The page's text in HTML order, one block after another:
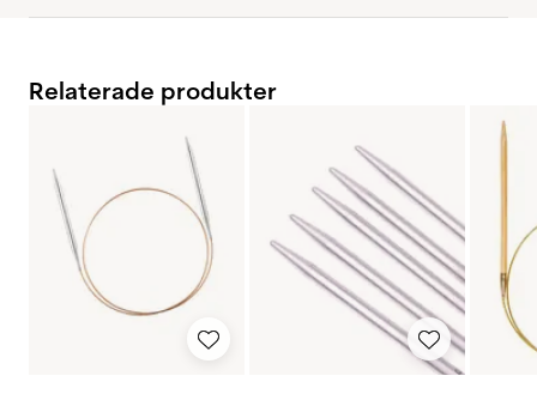
Relaterade produkter